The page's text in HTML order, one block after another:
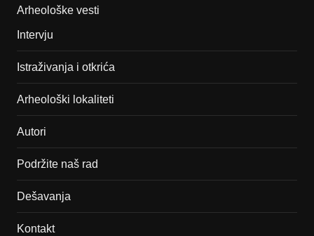
Arheološke vesti
Intervju
Istraživanja i otkrića
Arheološki lokaliteti
Autori
Podržite naš rad
Dešavanja
Kontakt